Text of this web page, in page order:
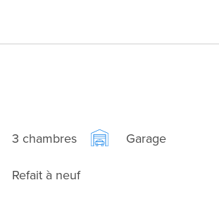
3 chambres
Garage
Refait à neuf